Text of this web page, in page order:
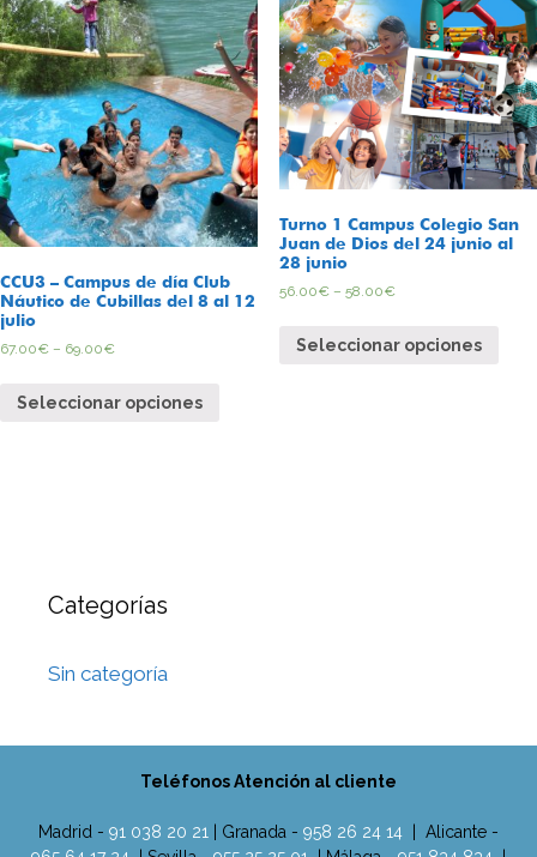
CCU3 – Campus de día Club
Náutico de Cubillas del 8 al 12
julio
67.00€ – 69.00€
Seleccionar opciones
Turno 1 Campus Colegio San
Juan de Dios del 24 junio al
28 junio
56.00€– 58.00€
Seleccionar opciones
Categorías
Sin categoría
Teléfonos Atención al cliente
Madrid - 91 038 20 21 | Granada - 958 26 24 14 | Alicante -